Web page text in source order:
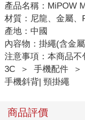
產品名稱：MiPOW
材質：尼龍、金屬、
產地：中國
內容物：掛繩(含金
注意事項：本商品
3C
＞ 手機配件 ＞
手機斜背| 頸掛繩
商品評價